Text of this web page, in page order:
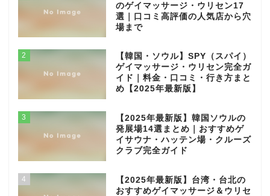
のゲイマッサージ・ウリセン17
選｜口コミ高評価の人気店から穴
場まで
2
【韓国・ソウル】SPY（スパイ）
ゲイマッサージ・ウリセン完全ガ
イド｜料金・口コミ・行き方まと
め【2025年最新版】
3
【2025年最新版】韓国ソウルの
発展場14選まとめ｜おすすめゲ
イサウナ・ハッテン場・クルーズ
クラブ完全ガイド
4
【2025年最新版】台湾・台北の
おすすめゲイマッサージ＆ウリセ